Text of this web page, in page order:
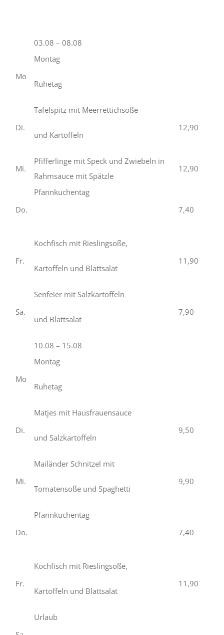
03.08 – 08.08
Mo
Montag
Ruhetag
Di.
Tafelspitz mit Meerrettichsoße
und Kartoffeln
12,90
Mi.
Pfifferlinge mit Speck und Zwiebeln in
Rahmsauce mit Spätzle
12,90
Do.
Pfannkuchentag
7,40
Fr.
Kochfisch mit Rieslingsoße,
Kartoffeln und Blattsalat
11,90
Sa.
Senfeier mit Salzkartoffeln
und Blattsalat
7,90
10.08 – 15.08
Mo
Montag
Ruhetag
Di.
Matjes mit Hausfrauensauce
und Salzkartoffeln
9,50
Mi.
Mailänder Schnitzel mit
Tomatensoße und Spaghetti
9,90
Do.
Pfannkuchentag
7,40
Fr.
Kochfisch mit Rieslingsoße,
Kartoffeln und Blattsalat
11,90
Urlaub